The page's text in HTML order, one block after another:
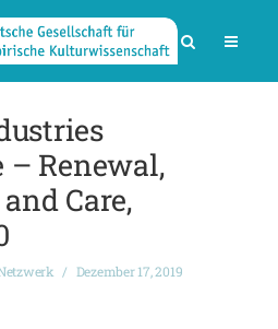
– Renewal,
Care,
Dezember 17, 2019